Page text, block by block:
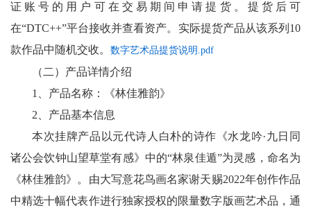
证账号的用户可在交易期间申请提货。提货后可
在“DTC++”平台接收并查看资产。实际提货产品从该系列10
款作品中随机交收。 数字艺术品提货说明.pdf
（二）产品详情介绍
1、产品名称：《林佳雅韵》
2、产品基本信息
本次挂牌产品以元代诗人白朴的诗作《水龙吟·九日同
诸公会饮钟山望草堂有感》中的“林泉佳遁”为灵感，命名为
《林佳雅韵》。由大写意花鸟画名家谢天赐2022年创作作品
中精选十幅代表作进行独家授权的限量数字版画艺术品，通